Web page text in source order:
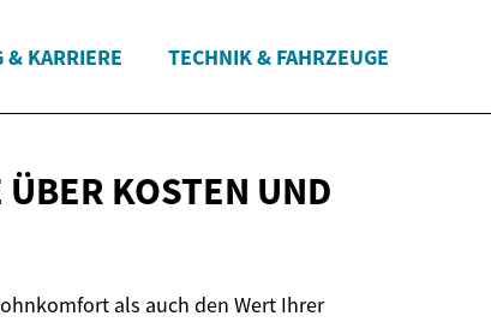
& KARRIERE TECHNIK & FAHRZEUGE
KOSTEN UND
als auch den Wert Ihrer